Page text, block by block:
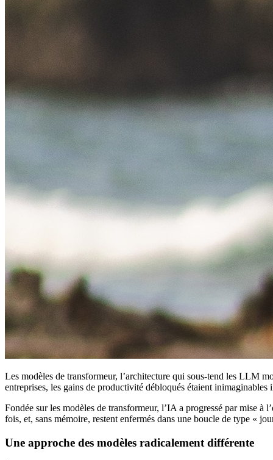
Les modèles de transformeur, l’architecture qui sous-tend les LLM
entreprises, les gains de productivité débloqués étaient inimaginables
Fondée sur les modèles de transformeur, l’IA a progressé par mise
fois, et, sans mémoire, restent enfermés dans une boucle de type «
Une approche des modèles radicalement différente